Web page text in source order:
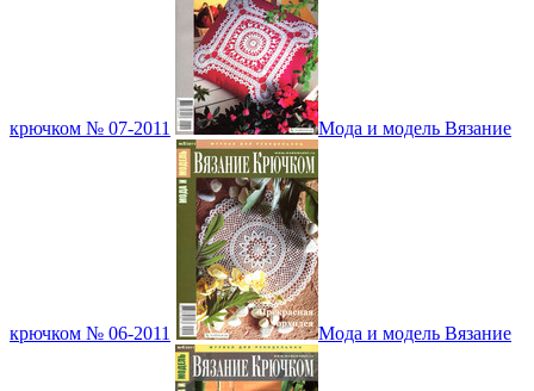
крючком № 07-2011 Мода и модель Вязание
крючком № 06-2011 Мода и модель Вязание